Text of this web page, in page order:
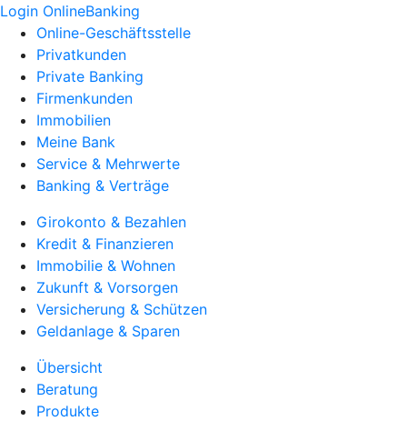
Login OnlineBanking
Online-Geschäftsstelle
Privatkunden
Private Banking
Firmenkunden
Immobilien
Meine Bank
Service & Mehrwerte
Banking & Verträge
Girokonto & Bezahlen
Kredit & Finanzieren
Immobilie & Wohnen
Zukunft & Vorsorgen
Versicherung & Schützen
Geldanlage & Sparen
Übersicht
Beratung
Produkte